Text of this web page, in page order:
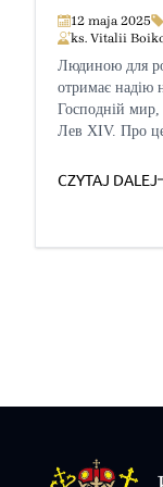
XIV буде
12 maja 2025
ks. Vitalii
Людиною для
отримає надію
Господній
Лев XIV. Про це
Блаженніший
CZYTAJ DALEJ